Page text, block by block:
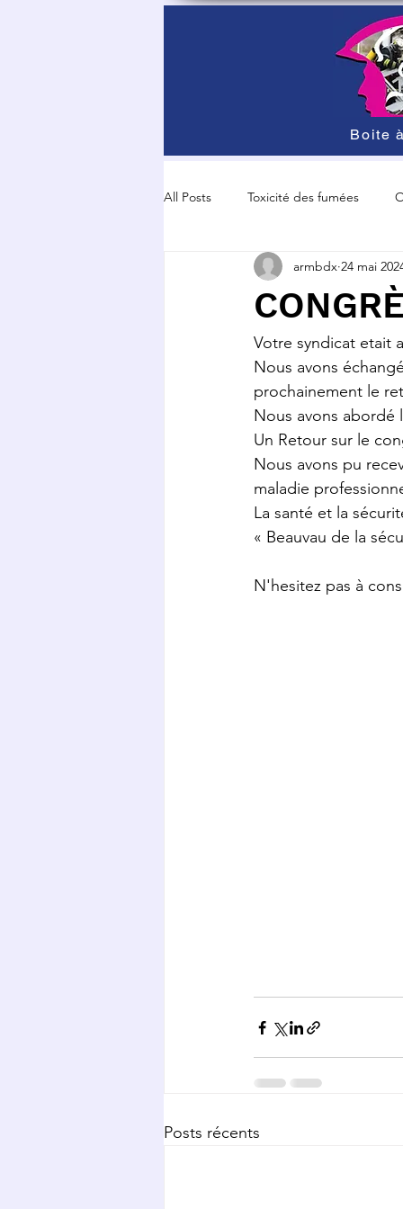
Boite
All Posts Toxicité des fumées
Grève et manisfestation
armbdx 24 mai
Votre syndicat etait
Nous avons
prochainement le
Nous avons abordé
Un Retour sur le
Nous avons pu
maladie
La santé et la
« Beauvau de la
N'hesitez pas à
Posts récents